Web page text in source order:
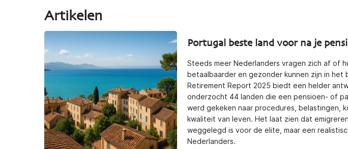
Artikelen
Portugal beste land voor na je
Steeds meer Nederlanders vragen zich af of
betaalbaarder en gezonder kunnen zijn in het
Retirement Report 2025 biedt een helder
onderzocht 44 landen die een pensioen- of
werd gekeken naar procedures, belastingen,
kwaliteit van leven. Het laat zien dat
weggelegd is voor de elite, maar een
Nederlanders.